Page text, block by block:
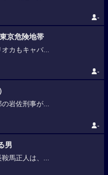
-
京危険地帯
カもキャバ...
-
の岩佐刑事が...
-
男
馬正人は、...